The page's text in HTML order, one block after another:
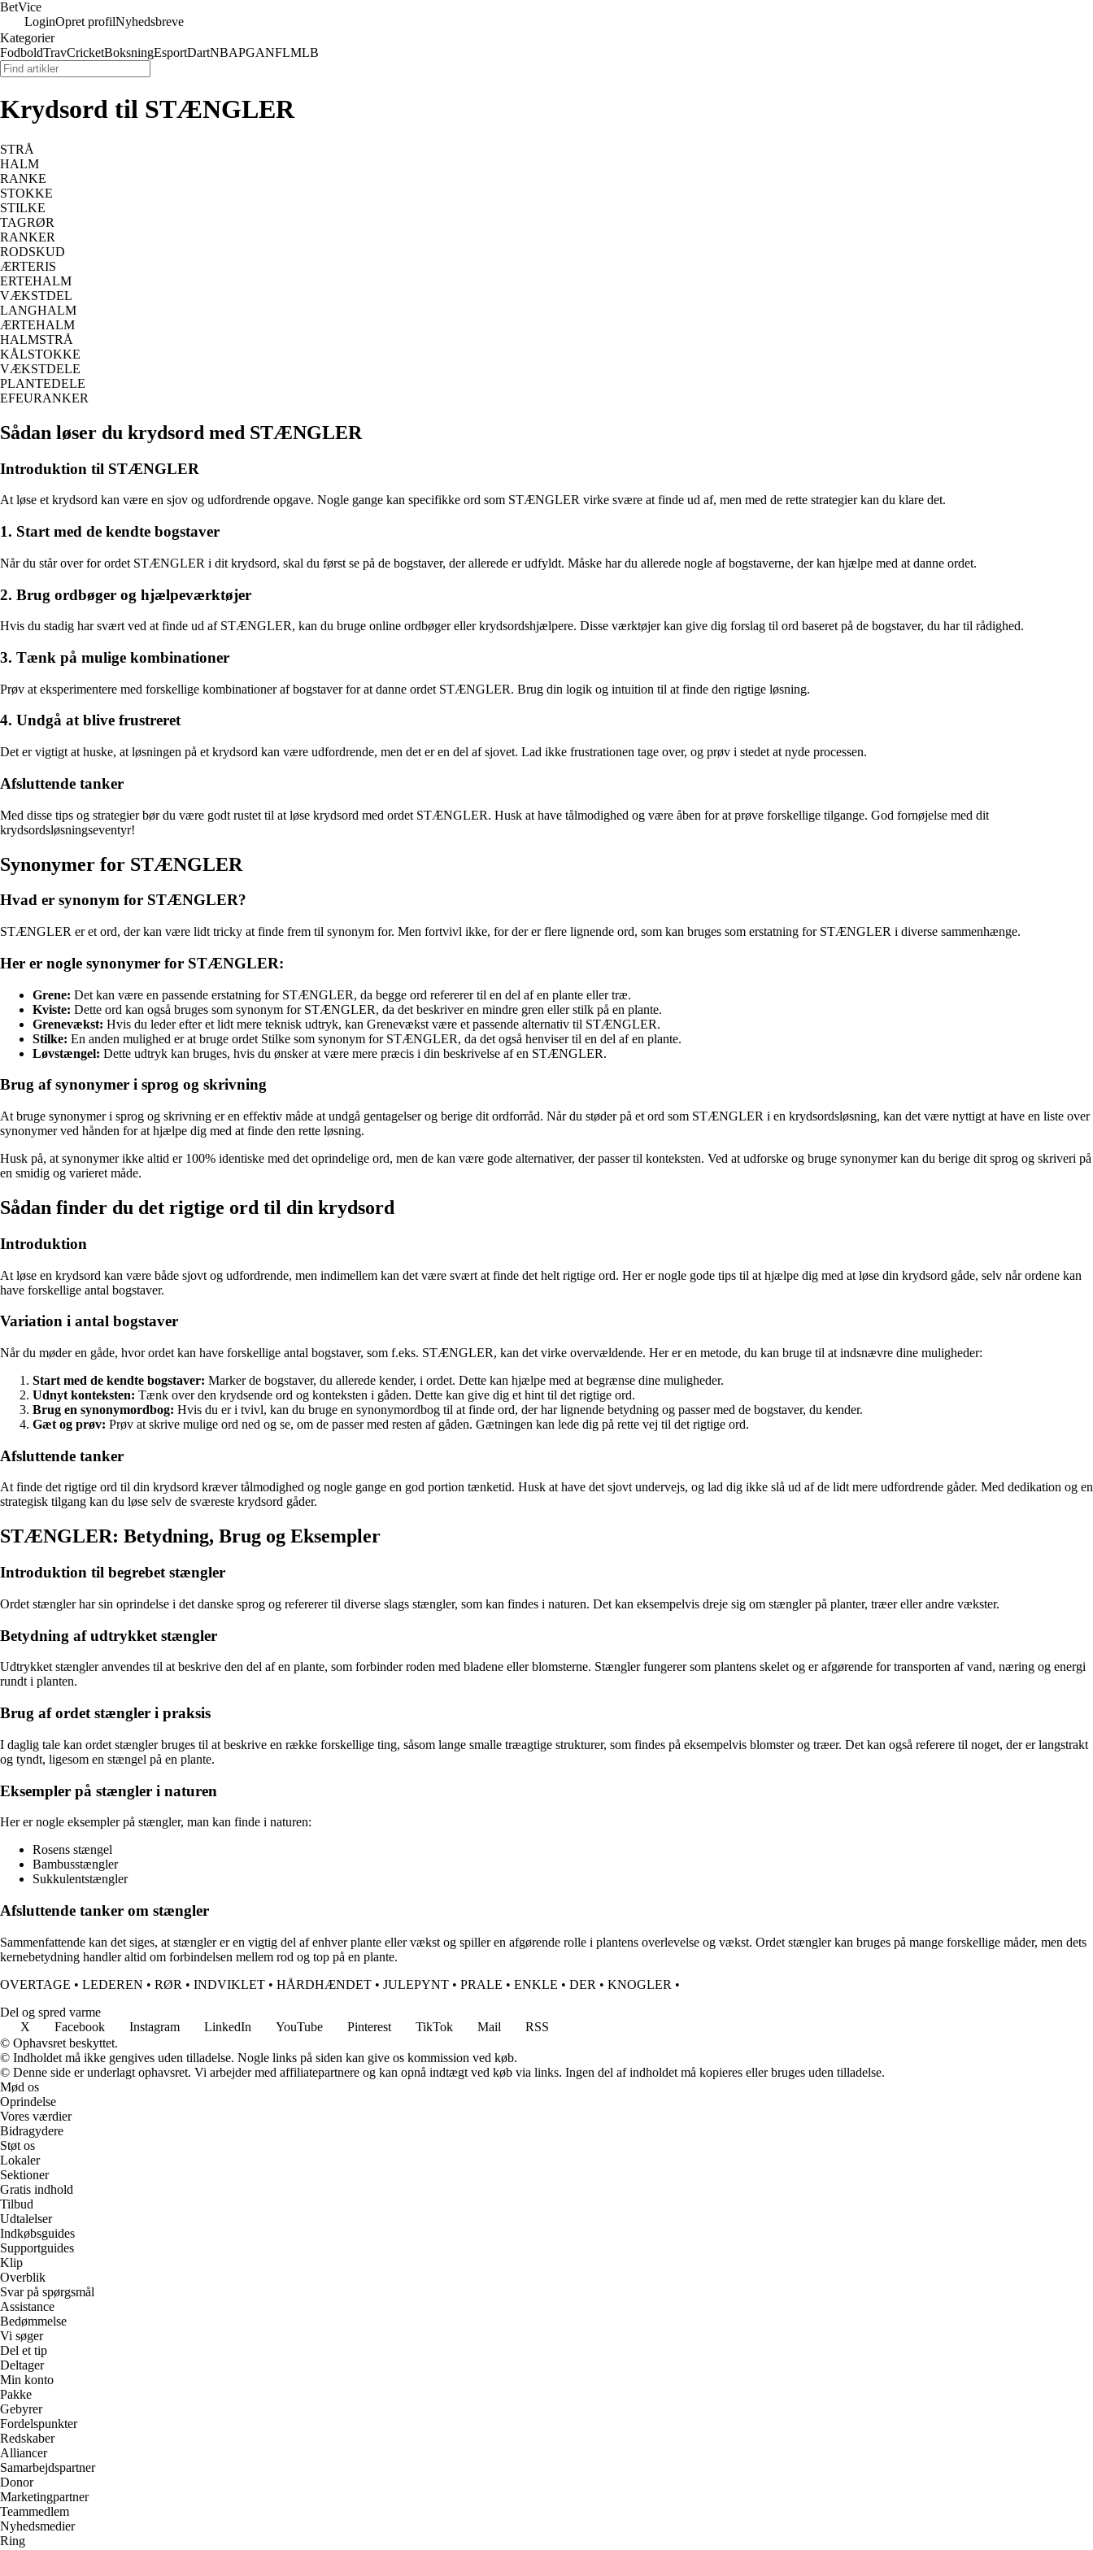
BetVice
LoginOpret profilNyhedsbreve
Kategorier
FodboldTravCricketBoksningEsportDartNBAPGANFLMLB
Krydsord til STÆNGLER
STRÅ
HALM
RANKE
STOKKE
STILKE
TAGRØR
RANKER
RODSKUD
ÆRTERIS
ERTEHALM
VÆKSTDEL
LANGHALM
ÆRTEHALM
HALMSTRÅ
KÅLSTOKKE
VÆKSTDELE
PLANTEDELE
EFEURANKER
Sådan løser du krydsord med STÆNGLER
Introduktion til STÆNGLER
At løse et krydsord kan være en sjov og udfordrende opgave. Nogle gange kan specifikke ord som STÆNGLER virke svære at finde ud af, men med de rette strategier kan du klare det.
1. Start med de kendte bogstaver
Når du står over for ordet STÆNGLER i dit krydsord, skal du først se på de bogstaver, der allerede er udfyldt. Måske har du allerede nogle af bogstaverne, der kan hjælpe med at danne ordet.
2. Brug ordbøger og hjælpeværktøjer
Hvis du stadig har svært ved at finde ud af STÆNGLER, kan du bruge online ordbøger eller krydsordshjælpere. Disse værktøjer kan give dig forslag til ord baseret på de bogstaver, du har til rådighed.
3. Tænk på mulige kombinationer
Prøv at eksperimentere med forskellige kombinationer af bogstaver for at danne ordet STÆNGLER. Brug din logik og intuition til at finde den rigtige løsning.
4. Undgå at blive frustreret
Det er vigtigt at huske, at løsningen på et krydsord kan være udfordrende, men det er en del af sjovet. Lad ikke frustrationen tage over, og prøv i stedet at nyde processen.
Afsluttende tanker
Med disse tips og strategier bør du være godt rustet til at løse krydsord med ordet STÆNGLER. Husk at have tålmodighed og være åben for at prøve forskellige tilgange. God fornøjelse med dit
krydsordsløsningseventyr!
Synonymer for STÆNGLER
Hvad er synonym for STÆNGLER?
STÆNGLER er et ord, der kan være lidt tricky at finde frem til synonym for. Men fortvivl ikke, for der er flere lignende ord, som kan bruges som erstatning for STÆNGLER i diverse sammenhænge.
Her er nogle synonymer for STÆNGLER:
Grene: Det kan være en passende erstatning for STÆNGLER, da begge ord refererer til en del af en plante eller træ.
Kviste: Dette ord kan også bruges som synonym for STÆNGLER, da det beskriver en mindre gren eller stilk på en plante.
Grenevækst: Hvis du leder efter et lidt mere teknisk udtryk, kan Grenevækst være et passende alternativ til STÆNGLER.
Stilke: En anden mulighed er at bruge ordet Stilke som synonym for STÆNGLER, da det også henviser til en del af en plante.
Løvstængel: Dette udtryk kan bruges, hvis du ønsker at være mere præcis i din beskrivelse af en STÆNGLER.
Brug af synonymer i sprog og skrivning
At bruge synonymer i sprog og skrivning er en effektiv måde at undgå gentagelser og berige dit ordforråd. Når du støder på et ord som STÆNGLER i en krydsordsløsning, kan det være nyttigt at have en liste over
synonymer ved hånden for at hjælpe dig med at finde den rette løsning.
Husk på, at synonymer ikke altid er 100% identiske med det oprindelige ord, men de kan være gode alternativer, der passer til konteksten. Ved at udforske og bruge synonymer kan du berige dit sprog og skriveri på
en smidig og varieret måde.
Sådan finder du det rigtige ord til din krydsord
Introduktion
At løse en krydsord kan være både sjovt og udfordrende, men indimellem kan det være svært at finde det helt rigtige ord. Her er nogle gode tips til at hjælpe dig med at løse din krydsord gåde, selv når ordene kan
have forskellige antal bogstaver.
Variation i antal bogstaver
Når du møder en gåde, hvor ordet kan have forskellige antal bogstaver, som f.eks. STÆNGLER, kan det virke overvældende. Her er en metode, du kan bruge til at indsnævre dine muligheder:
Start med de kendte bogstaver: Marker de bogstaver, du allerede kender, i ordet. Dette kan hjælpe med at begrænse dine muligheder.
Udnyt konteksten: Tænk over den krydsende ord og konteksten i gåden. Dette kan give dig et hint til det rigtige ord.
Brug en synonymordbog: Hvis du er i tvivl, kan du bruge en synonymordbog til at finde ord, der har lignende betydning og passer med de bogstaver, du kender.
Gæt og prøv: Prøv at skrive mulige ord ned og se, om de passer med resten af gåden. Gætningen kan lede dig på rette vej til det rigtige ord.
Afsluttende tanker
At finde det rigtige ord til din krydsord kræver tålmodighed og nogle gange en god portion tænketid. Husk at have det sjovt undervejs, og lad dig ikke slå ud af de lidt mere udfordrende gåder. Med dedikation og en
strategisk tilgang kan du løse selv de sværeste krydsord gåder.
STÆNGLER: Betydning, Brug og Eksempler
Introduktion til begrebet stængler
Ordet stængler har sin oprindelse i det danske sprog og refererer til diverse slags stængler, som kan findes i naturen. Det kan eksempelvis dreje sig om stængler på planter, træer eller andre vækster.
Betydning af udtrykket stængler
Udtrykket stængler anvendes til at beskrive den del af en plante, som forbinder roden med bladene eller blomsterne. Stængler fungerer som plantens skelet og er afgørende for transporten af vand, næring og energi
rundt i planten.
Brug af ordet stængler i praksis
I daglig tale kan ordet stængler bruges til at beskrive en række forskellige ting, såsom lange smalle træagtige strukturer, som findes på eksempelvis blomster og træer. Det kan også referere til noget, der er langstrakt
og tyndt, ligesom en stængel på en plante.
Eksempler på stængler i naturen
Her er nogle eksempler på stængler, man kan finde i naturen:
Rosens stængel
Bambusstængler
Sukkulentstængler
Afsluttende tanker om stængler
Sammenfattende kan det siges, at stængler er en vigtig del af enhver plante eller vækst og spiller en afgørende rolle i plantens overlevelse og vækst. Ordet stængler kan bruges på mange forskellige måder, men dets
kernebetydning handler altid om forbindelsen mellem rod og top på en plante.
OVERTAGE • LEDEREN • RØR • INDVIKLET • HÅRDHÆNDET • JULEPYNT • PRALE • ENKLE • DER • KNOGLER •
Del og spred varme
X
Facebook Instagram LinkedIn YouTube Pinterest TikTok Mail
RSS
© Ophavsret beskyttet.
© Indholdet må ikke gengives uden tilladelse. Nogle links på siden kan give os kommission ved køb.
© Denne side er underlagt ophavsret. Vi arbejder med affiliatepartnere og kan opnå indtægt ved køb via links. Ingen del af indholdet må kopieres eller bruges uden tilladelse.
Mød os
Oprindelse
Vores værdier
Bidragydere
Støt os
Lokaler
Sektioner
Gratis indhold
Tilbud
Udtalelser
Indkøbsguides
Supportguides
Klip
Overblik
Svar på spørgsmål
Assistance
Bedømmelse
Vi søger
Del et tip
Deltager
Min konto
Pakke
Gebyrer
Fordelspunkter
Redskaber
Alliancer
Samarbejdspartner
Donor
Marketingpartner
Teammedlem
Nyhedsmedier
Ring